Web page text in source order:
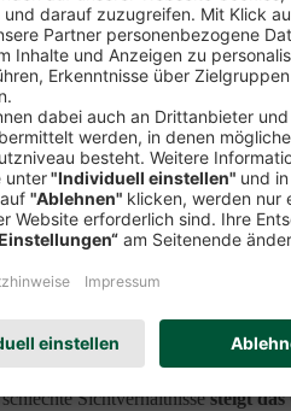
kein Radweg vorhanden,
gleichen Verkehrsregeln wie für
14 Jahre.E-Scooter und Segways
befestigen. Zudem müssen Sie
verändert sich
Sichtverhältnissesteigt